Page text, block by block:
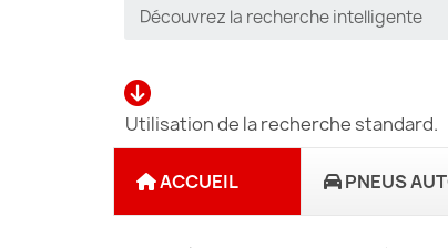
Utilisation de la recherche standard.
ACCUEIL PNEUS